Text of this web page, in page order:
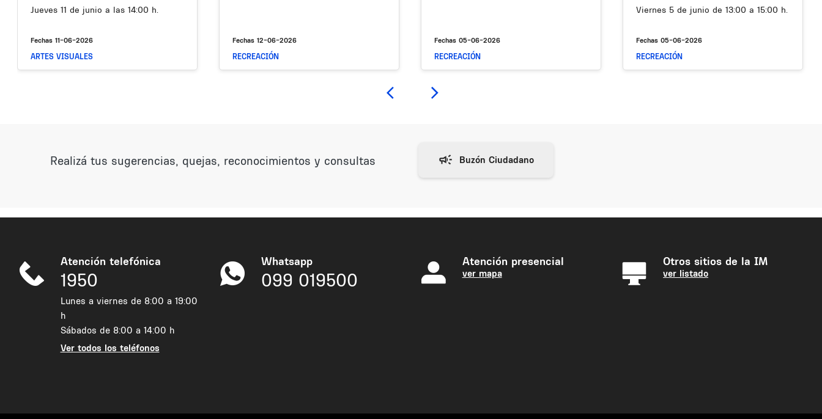
Jueves 11 de junio a las 14:00 h.
Fechas 11-06-2026
ARTES VISUALES
Fechas 12-06-2026
RECREACIÓN
Fechas 05-06-2026
RECREACIÓN
Viernes 5 de junio de 13:00 a 15:00 h.
Fechas 05-06-2026
RECREACIÓN
Realizá tus sugerencias, quejas, reconocimientos y consultas
Atención telefónica
1950
Lunes a viernes de 8:00 a 19:00
h
Sábados de 8:00 a 14:00 h
Ver todos los teléfonos
Whatsapp
099 019500
Atención presencial
ver mapa
Otros sitios de la IM
ver listado